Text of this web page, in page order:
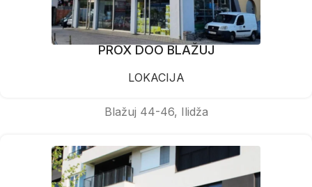
PROX DOO BLAŽUJ
LOKACIJA
Blažuj 44-46, Ilidža